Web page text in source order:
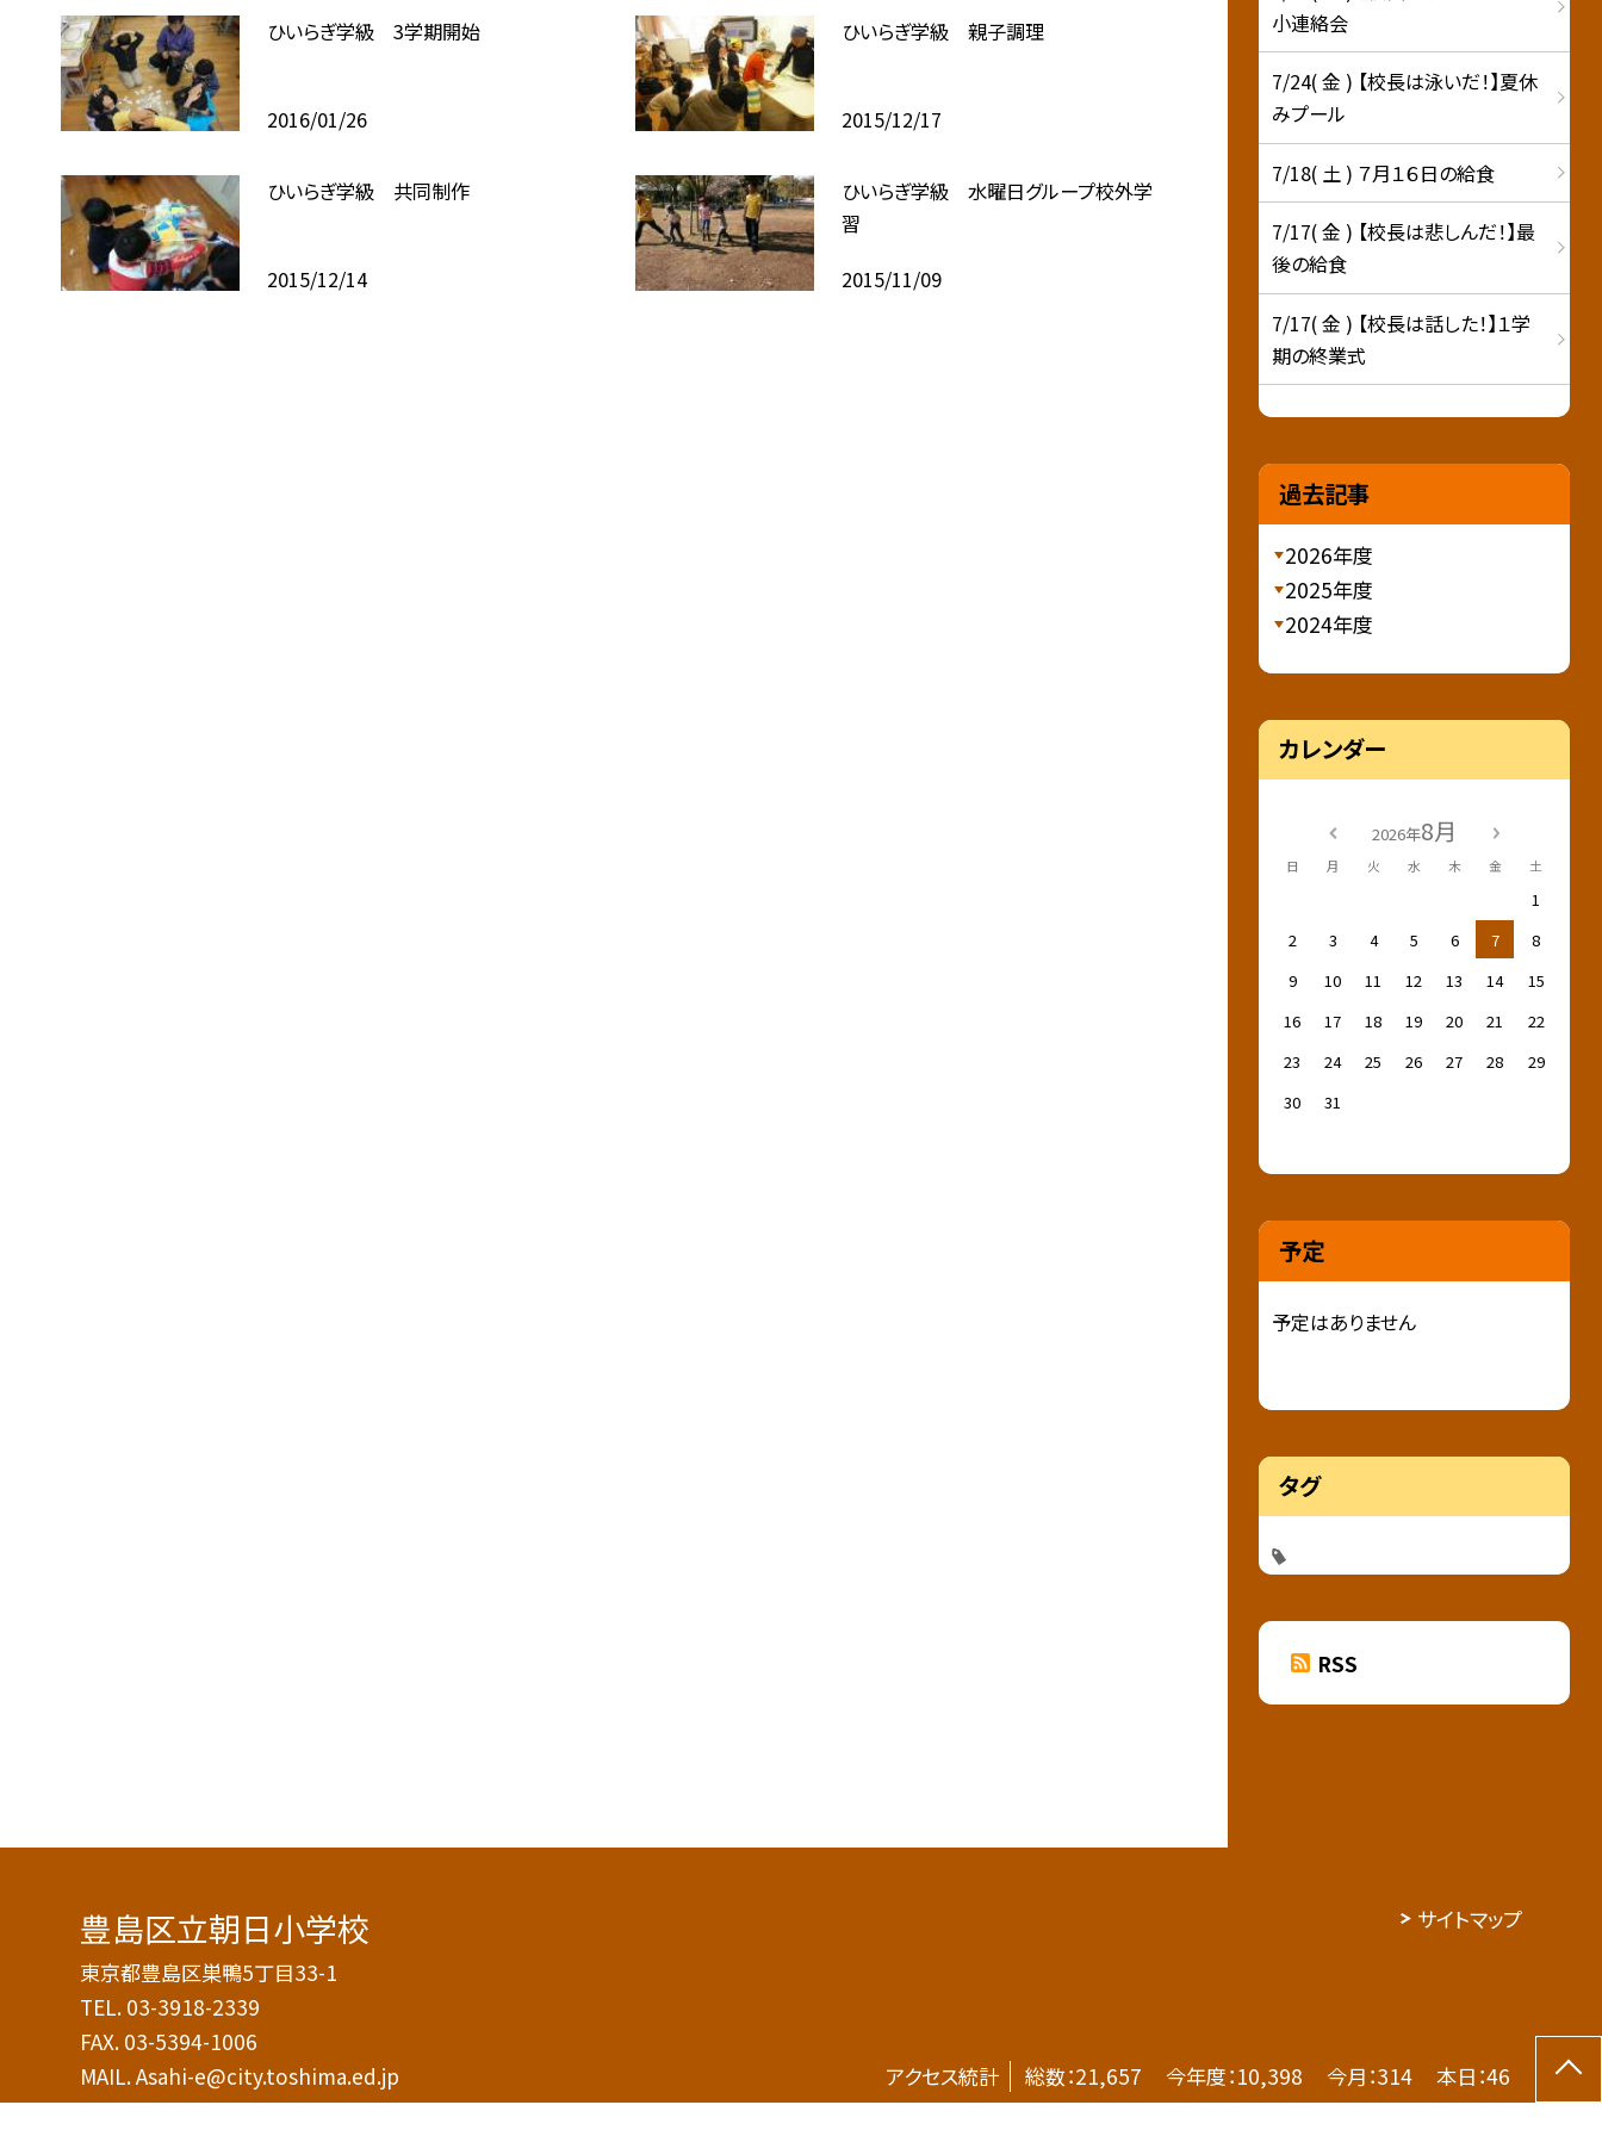
ひいらぎ学級 3学期開始
2016/01/26
ひいらぎ学級 親子調理
2015/12/17
ひいらぎ学級 共同制作
2015/12/14
ひいらぎ学級 水曜日グループ校外学
習
2015/11/09
小連絡会
7/24( 金 ) 【校長は泳いだ！】夏休
みプール
7/18( 土 ) ７月１６日の給食
7/17( 金 ) 【校長は悲しんだ！】最
後の給食
7/17( 金 ) 【校長は話した！】１学
期の終業式
過去記事
2026年度
2025年度
2024年度
カレンダー
2026年8月
日 月 火 水 木 金 土
1
2
3 4 5 6 7
8
9
10 11 12 13 14
15
16
17 18 19 20 21
22
23
24 25 26 27 28
29
30
31
予定
予定はありません
タグ
RSS
豊島区立朝日小学校
東京都豊島区巣鴨5丁目33-1
TEL. 03-3918-2339
FAX. 03-5394-1006
MAIL. Asahi-e@city.toshima.ed.jp
サイトマップ
アクセス統計 総数：21,657 今年度：10,398 今月：314 本日：46